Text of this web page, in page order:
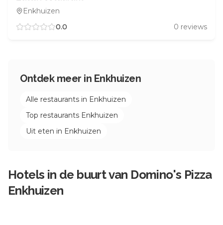
Enkhuizen
0.0
0 reviews
Ontdek meer in Enkhuizen
Alle restaurants in Enkhuizen
Top restaurants Enkhuizen
Uit eten in Enkhuizen
Hotels in de buurt van Domino's Pizza
Enkhuizen